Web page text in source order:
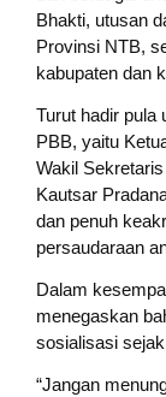
Bhakti, utusan
Provinsi NTB,
kabupaten dan
Turut hadir pula
PBB, yaitu
Wakil
Kautsar
dan penuh
persaudaraan
Dalam
menegaskan
sosialisasi
“Jangan